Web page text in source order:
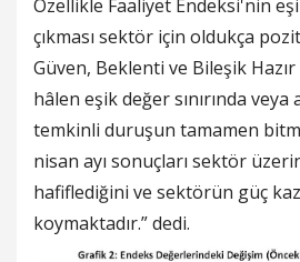
Özellikle Faaliyet Endeksi'nin
çıkması sektör için oldukça
Güven, Beklenti ve Bileşik
hâlen eşik değer sınırında
temkinli duruşun tamamen
nisan ayı sonuçları sektör
hafiflediğini ve sektörün güç
koymaktadır.” dedi.